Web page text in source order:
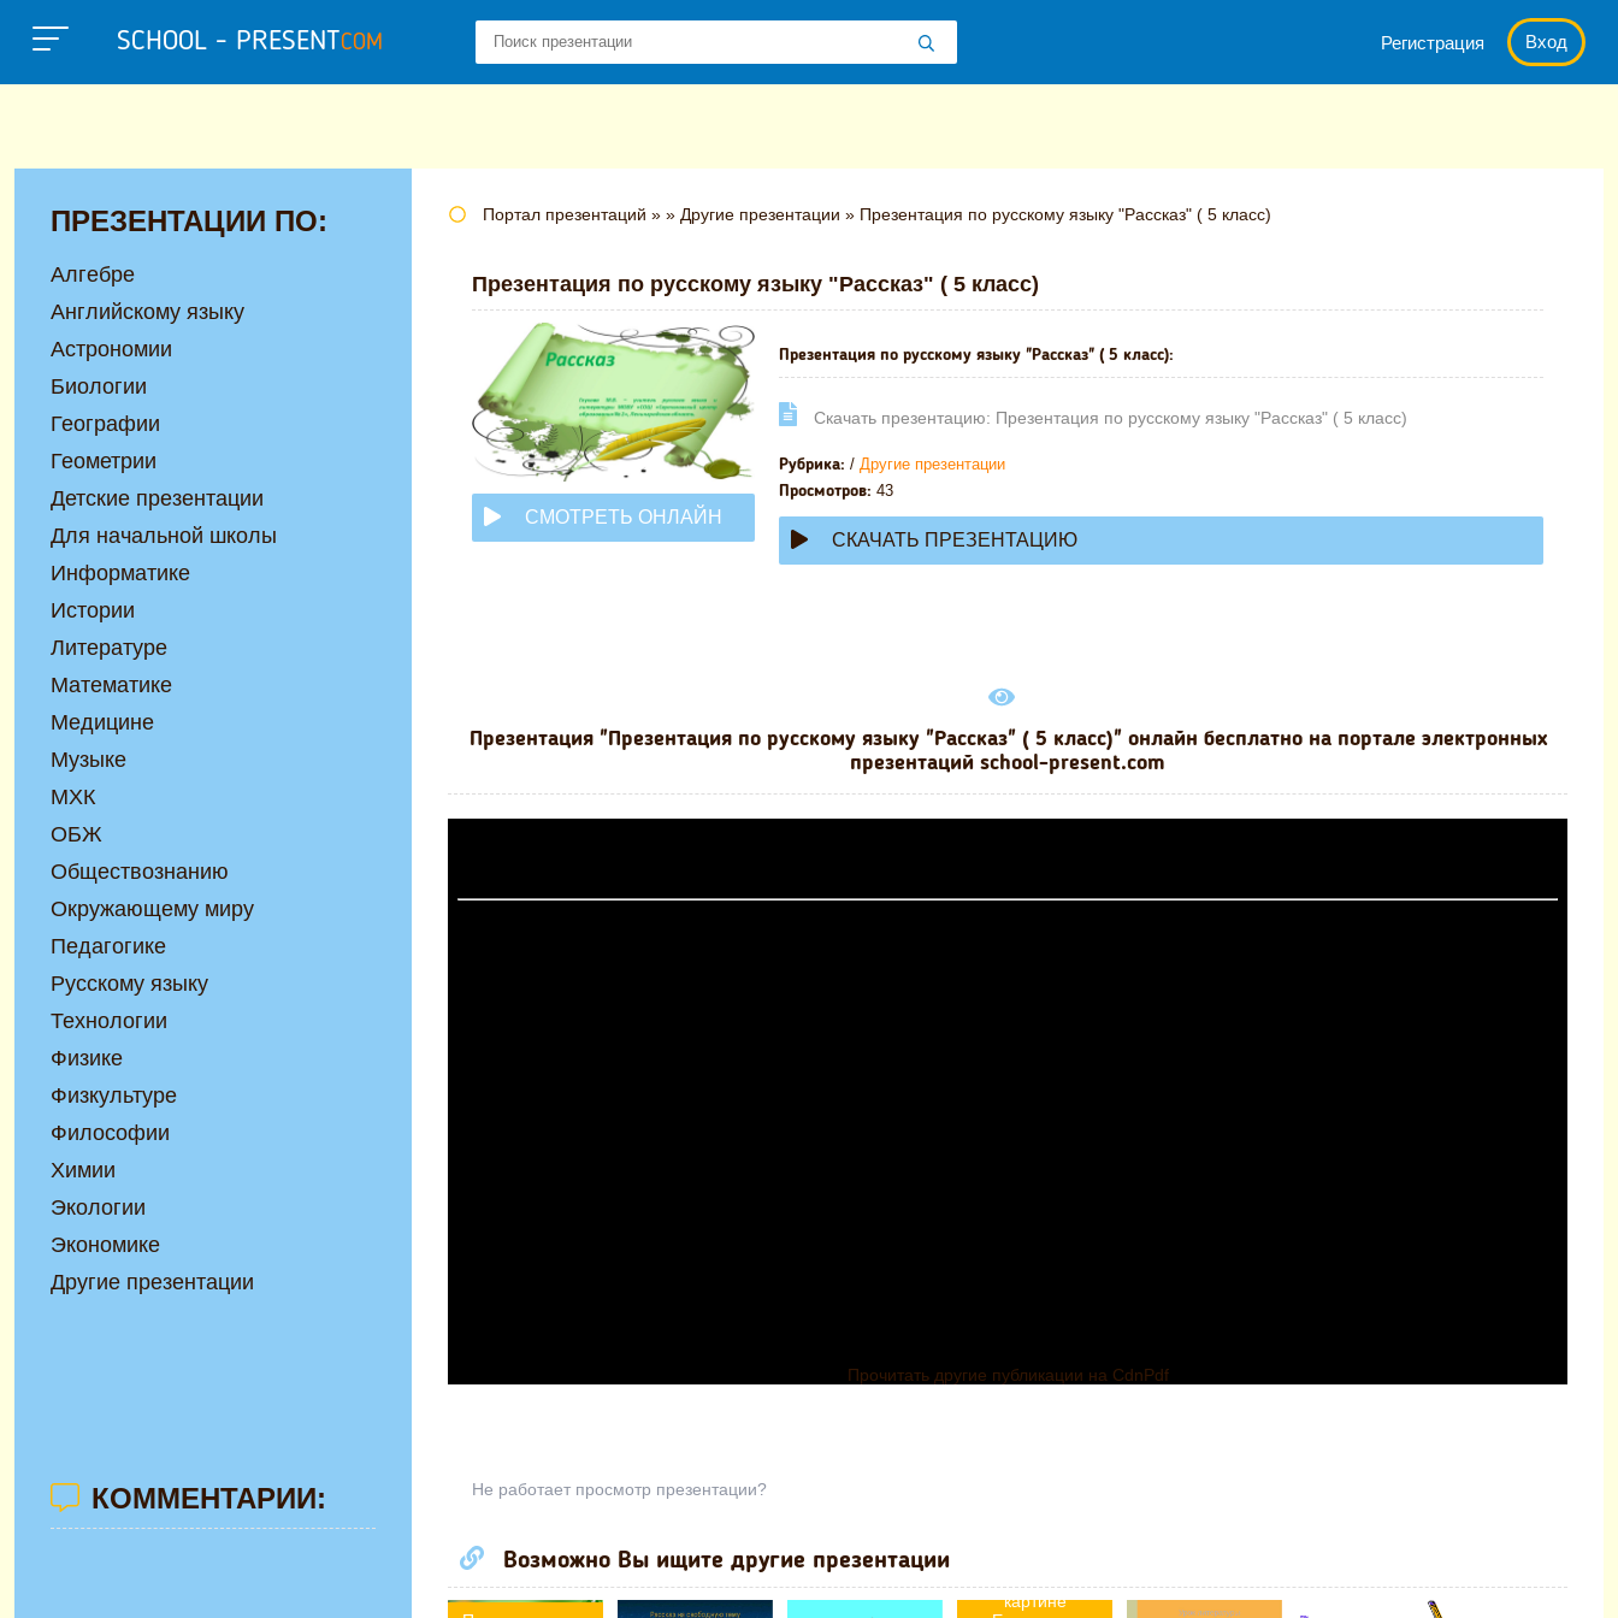
SCHOOL - PRESENTCOM Регистрация Вход
Портал презентаций » » Другие презентации » Презентация по русскому языку "Рассказ" ( 5 класс)
Презентация по русскому языку "Рассказ" ( 5 класс)
СМОТРЕТЬ ОНЛАЙН
Презентация по русскому языку "Рассказ" ( 5 класс):
Cкачать презентацию: Презентация по русскому языку "Рассказ" ( 5 класс)
Рубрика: / Другие презентации
Просмотров: 43
СКАЧАТЬ ПРЕЗЕНТАЦИЮ
Презентация "Презентация по русскому языку "Рассказ" ( 5 класс)" онлайн бесплатно на портале электронных
презентаций school-present.com
Прочитать другие публикации на CdnPdf
Не работает просмотр презентации?
Возможно Вы ищите другие презентации
рассказ по
картине
ПРЕЗЕНТАЦИИ ПО:
Алгебре
Английскому языку
Астрономии
Биологии
Географии
Геометрии
Детские презентации
Для начальной школы
Информатике
Истории
Литературе
Математике
Медицине
Музыке
МХК
ОБЖ
Обществознанию
Окружающему миру
Педагогике
Русскому языку
Технологии
Физике
Физкультуре
Философии
Химии
Экологии
Экономике
Другие презентации
КОММЕНТАРИИ: